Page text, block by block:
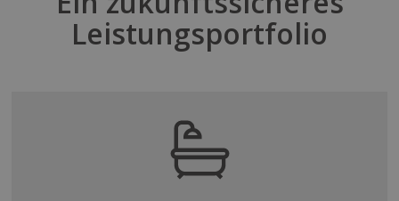
Leistungsportfolio